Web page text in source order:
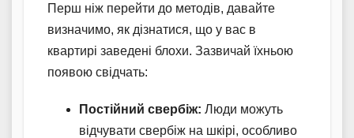
Перш ніж перейти до методів, давайте
визначимо, як дізнатися, що у вас в
квартирі заведені блохи. Зазвичай їхньою
появою свідчать:
Постійний свербіж: Люди можуть
відчувати свербіж на шкірі, особливо